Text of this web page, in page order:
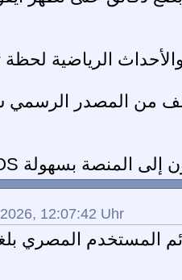
من المصدر الرسمي
12:07:42 Uhr
المستخدم المصري